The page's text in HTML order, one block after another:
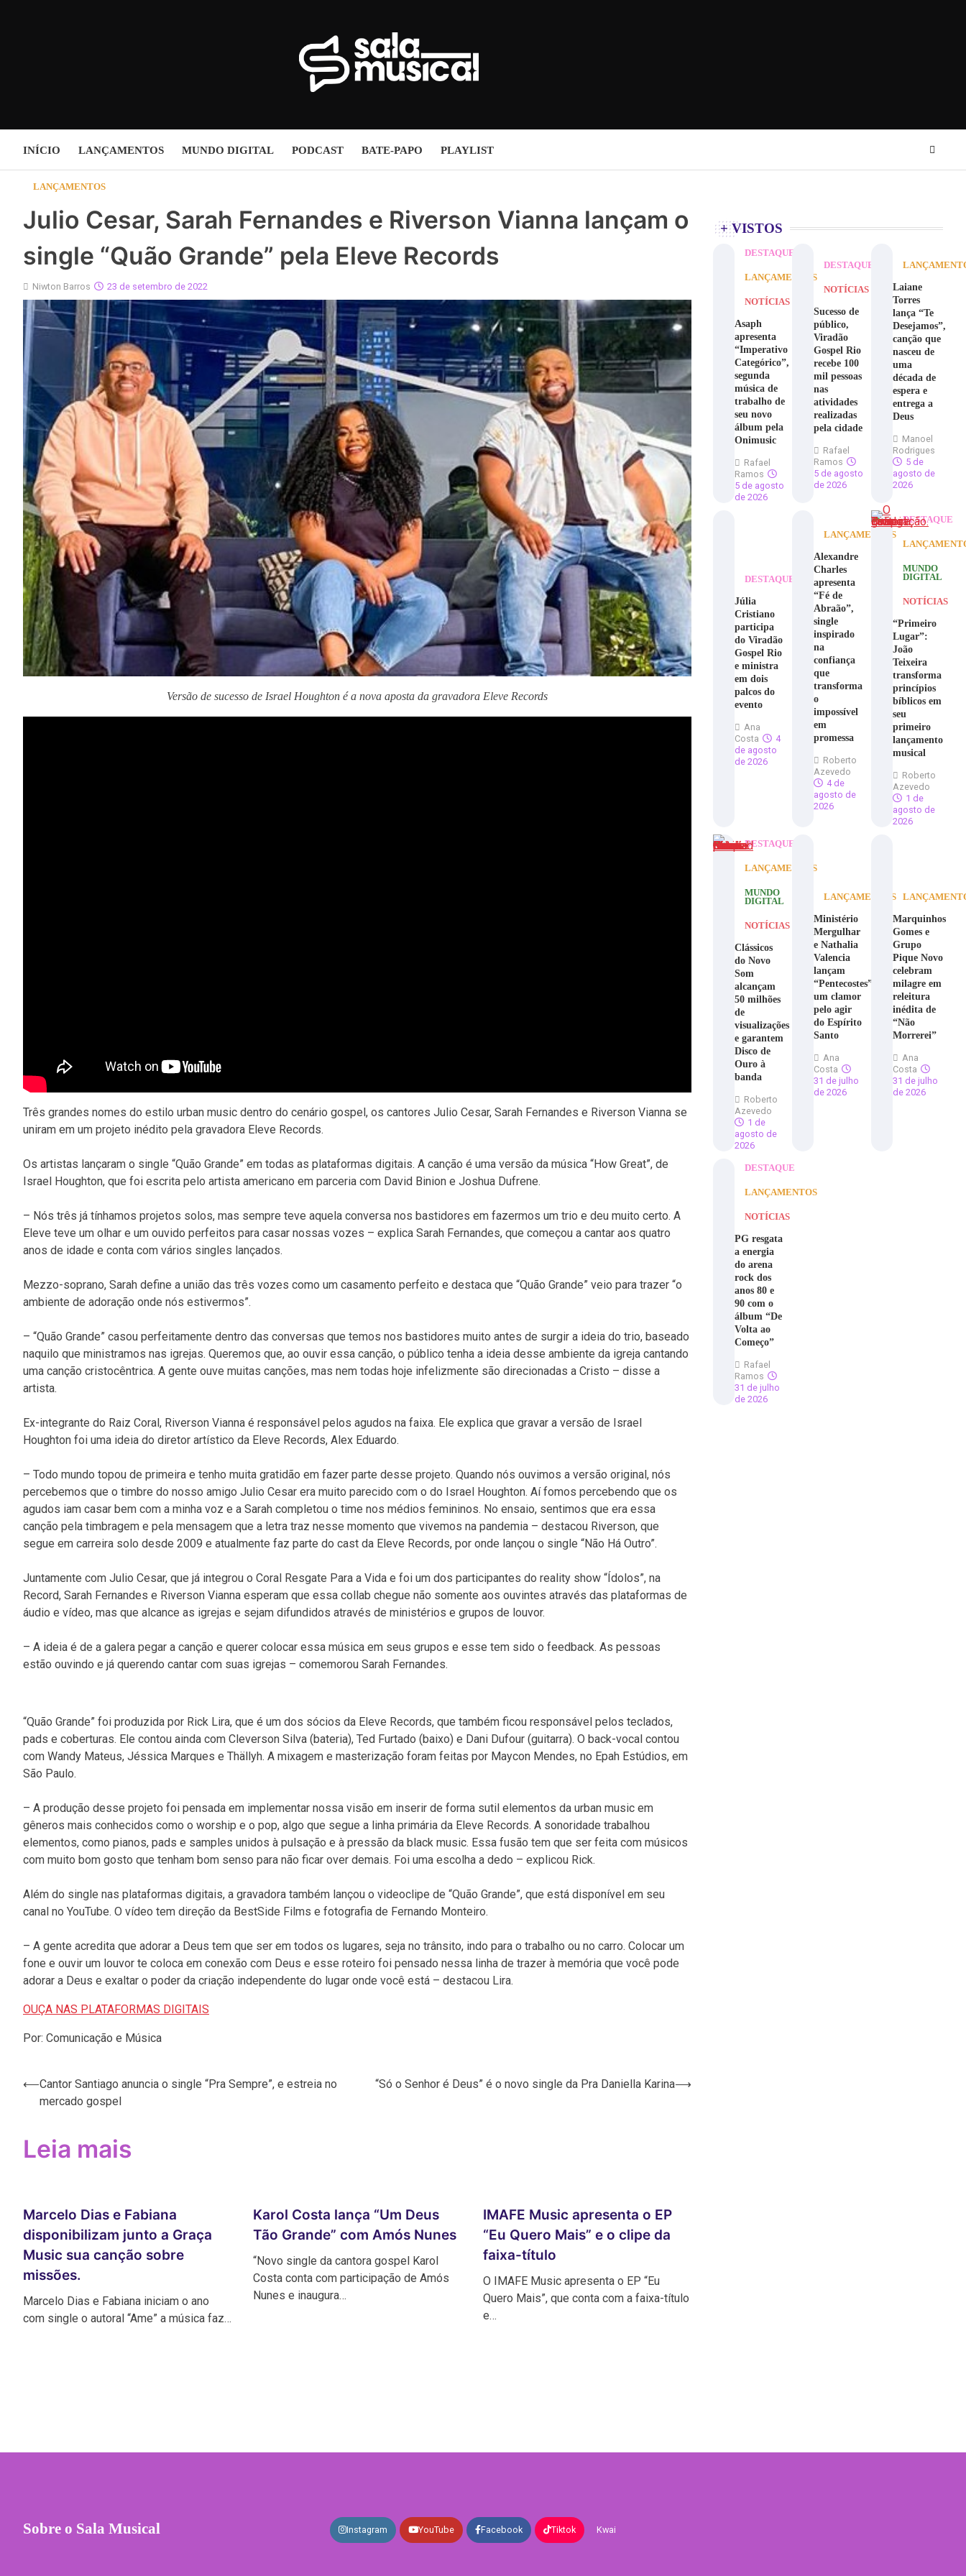
INÍCIO LANÇAMENTOS MUNDO DIGITAL PODCAST BATE-PAPO PLAYLIST
LANÇAMENTOS
Julio Cesar, Sarah Fernandes e Riverson Vianna lançam o
single “Quão Grande” pela Eleve Records
Niwton Barros 23 de setembro de 2022
Versão de sucesso de Israel Houghton é a nova aposta da gravadora Eleve Records
Três grandes nomes do estilo urban music dentro do cenário gospel, os cantores Julio Cesar, Sarah Fernandes e Riverson Vianna se
uniram em um projeto inédito pela gravadora Eleve Records.
Os artistas lançaram o single “Quão Grande” em todas as plataformas digitais. A canção é uma versão da música “How Great”, de
Israel Houghton, que foi escrita pelo artista americano em parceria com David Binion e Joshua Dufrene.
– Nós três já tínhamos projetos solos, mas sempre teve aquela conversa nos bastidores em fazermos um trio e deu muito certo. A
Eleve teve um olhar e um ouvido perfeitos para casar nossas vozes – explica Sarah Fernandes, que começou a cantar aos quatro
anos de idade e conta com vários singles lançados.
Mezzo-soprano, Sarah define a união das três vozes como um casamento perfeito e destaca que “Quão Grande” veio para trazer “o
ambiente de adoração onde nós estivermos”.
– “Quão Grande” casou perfeitamente dentro das conversas que temos nos bastidores muito antes de surgir a ideia do trio, baseado
naquilo que ministramos nas igrejas. Queremos que, ao ouvir essa canção, o público tenha a ideia desse ambiente da igreja cantando
uma canção cristocêntrica. A gente ouve muitas canções, mas nem todas hoje infelizmente são direcionadas a Cristo – disse a
artista.
Ex-integrante do Raiz Coral, Riverson Vianna é responsável pelos agudos na faixa. Ele explica que gravar a versão de Israel
Houghton foi uma ideia do diretor artístico da Eleve Records, Alex Eduardo.
– Todo mundo topou de primeira e tenho muita gratidão em fazer parte desse projeto. Quando nós ouvimos a versão original, nós
percebemos que o timbre do nosso amigo Julio Cesar era muito parecido com o do Israel Houghton. Aí fomos percebendo que os
agudos iam casar bem com a minha voz e a Sarah completou o time nos médios femininos. No ensaio, sentimos que era essa
canção pela timbragem e pela mensagem que a letra traz nesse momento que vivemos na pandemia – destacou Riverson, que
segue em carreira solo desde 2009 e atualmente faz parte do cast da Eleve Records, por onde lançou o single “Não Há Outro”.
Juntamente com Julio Cesar, que já integrou o Coral Resgate Para a Vida e foi um dos participantes do reality show “Ídolos”, na
Record, Sarah Fernandes e Riverson Vianna esperam que essa collab chegue não somente aos ouvintes através das plataformas de
áudio e vídeo, mas que alcance as igrejas e sejam difundidos através de ministérios e grupos de louvor.
– A ideia é de a galera pegar a canção e querer colocar essa música em seus grupos e esse tem sido o feedback. As pessoas
estão ouvindo e já querendo cantar com suas igrejas – comemorou Sarah Fernandes.
“Quão Grande” foi produzida por Rick Lira, que é um dos sócios da Eleve Records, que também ficou responsável pelos teclados,
pads e coberturas. Ele contou ainda com Cleverson Silva (bateria), Ted Furtado (baixo) e Dani Dufour (guitarra). O back-vocal contou
com Wandy Mateus, Jéssica Marques e Thällyh. A mixagem e masterização foram feitas por Maycon Mendes, no Epah Estúdios, em
São Paulo.
– A produção desse projeto foi pensada em implementar nossa visão em inserir de forma sutil elementos da urban music em
gêneros mais conhecidos como o worship e o pop, algo que segue a linha primária da Eleve Records. A sonoridade trabalhou
elementos, como pianos, pads e samples unidos à pulsação e à pressão da black music. Essa fusão tem que ser feita com músicos
com muito bom gosto que tenham bom senso para não ficar over demais. Foi uma escolha a dedo – explicou Rick.
Além do single nas plataformas digitais, a gravadora também lançou o videoclipe de “Quão Grande”, que está disponível em seu
canal no YouTube. O vídeo tem direção da BestSide Films e fotografia de Fernando Monteiro.
– A gente acredita que adorar a Deus tem que ser em todos os lugares, seja no trânsito, indo para o trabalho ou no carro. Colocar um
fone e ouvir um louvor te coloca em conexão com Deus e esse roteiro foi pensado nessa linha de trazer à memória que você pode
adorar a Deus e exaltar o poder da criação independente do lugar onde você está – destacou Lira.
OUÇA NAS PLATAFORMAS DIGITAIS
Por: Comunicação e Música
Navegação
⟵Cantor Santiago anuncia o single “Pra Sempre”, e estreia no
mercado gospel
“Só o Senhor é Deus” é o novo single da Pra Daniella Karina⟶
Leia mais
Marcelo Dias e Fabiana
disponibilizam junto a Graça
Music sua canção sobre
missões.
Marcelo Dias e Fabiana iniciam o ano
com single o autoral “Ame” a música faz…
Karol Costa lança “Um Deus
Tão Grande” com Amós Nunes
“Novo single da cantora gospel Karol
Costa conta com participação de Amós
Nunes e inaugura…
IMAFE Music apresenta o EP
“Eu Quero Mais” e o clipe da
faixa-título
O IMAFE Music apresenta o EP “Eu
Quero Mais”, que conta com a faixa-título
e…
+ VISTOS
DESTAQUE
LANÇAMENTOS
NOTÍCIAS
Asaph
apresenta
“Imperativo
Categórico”,
segunda
música de
trabalho de
seu novo
álbum pela
Onimusic
Rafael
Ramos
5 de agosto
de 2026
DESTAQUE
NOTÍCIAS
Sucesso de
público,
Viradão
Gospel Rio
recebe 100
mil pessoas
nas
atividades
realizadas
pela cidade
Rafael
Ramos
5 de agosto
de 2026
Laiane
Torres
lança “Te
Desejamos”,
canção que
nasceu de
uma
década de
espera e
entrega a
Deus
Manoel
Rodrigues
5 de
agosto de
2026
DESTAQUE
Júlia
Cristiano
participa
do Viradão
Gospel Rio
e ministra
em dois
palcos do
evento
Ana
Costa
4
de agosto
de 2026
LANÇAMENTOS
Alexandre
Charles
apresenta
“Fé de
Abraão”,
single
inspirado
na
confiança
que
transforma
o
impossível
em
promessa
Roberto
Azevedo
4 de
agosto de
2026
DESTAQUE
MUNDO
DIGITAL
NOTÍCIAS
“Primeiro
Lugar”:
João
Teixeira
transforma
princípios
bíblicos em
seu
primeiro
lançamento
musical
Roberto
Azevedo
1 de
agosto de
2026
DESTAQUE
LANÇAMENTOS
MUNDO
DIGITAL
NOTÍCIAS
Clássicos
do Novo
Som
alcançam
50 milhões
de
visualizações
e garantem
Disco de
Ouro à
banda
Roberto
Azevedo
1 de
agosto de
2026
LANÇAMENTOS
Ministério
Mergulhar
e Nathalia
Valencia
lançam
“Pentecostes”,
um clamor
pelo agir
do Espírito
Santo
Ana
Costa
31 de julho
de 2026
Marquinhos
Gomes e
Grupo
Pique Novo
celebram
milagre em
releitura
inédita de
“Não
Morrerei”
Ana
Costa
31 de julho
de 2026
DESTAQUE
LANÇAMENTOS
NOTÍCIAS
PG resgata
a energia
do arena
rock dos
anos 80 e
90 com o
álbum “De
Volta ao
Começo”
Rafael
Ramos
31 de julho
de 2026
Sobre o Sala Musical Instagram YouTube Facebook Tiktok Kwai